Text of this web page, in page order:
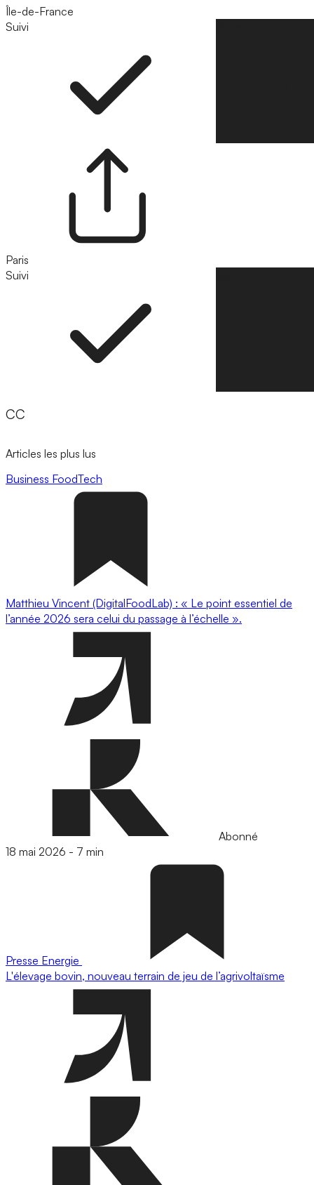
Île-de-France
Suivi
Paris
Suivi
CC
Articles les plus lus
Business FoodTech
Matthieu Vincent (DigitalFoodLab) : « Le point essentiel de
l’année 2026 sera celui du passage à l’échelle ».
Abonné
18 mai 2026 - 7 min
Presse Energie
L'élevage bovin, nouveau terrain de jeu de l’agrivoltaïsme